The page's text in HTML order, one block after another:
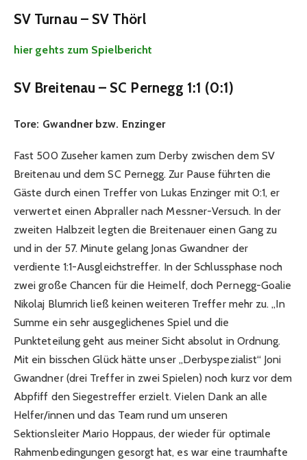
SV Turnau – SV Thörl
hier gehts zum Spielbericht
SV Breitenau – SC Pernegg 1:1 (0:1)
Tore: Gwandner bzw. Enzinger
Fast 500 Zuseher kamen zum Derby zwischen dem SV
Breitenau und dem SC Pernegg. Zur Pause führten die
Gäste durch einen Treffer von Lukas Enzinger mit 0:1, er
verwertet einen Abpraller nach Messner-Versuch. In der
zweiten Halbzeit legten die Breitenauer einen Gang zu
und in der 57. Minute gelang Jonas Gwandner der
verdiente 1:1-Ausgleichstreffer. In der Schlussphase noch
zwei große Chancen für die Heimelf, doch Pernegg-Goalie
Nikolaj Blumrich ließ keinen weiteren Treffer mehr zu. „In
Summe ein sehr ausgeglichenes Spiel und die
Punkteteilung geht aus meiner Sicht absolut in Ordnung.
Mit ein bisschen Glück hätte unser „Derbyspezialist“ Joni
Gwandner (drei Treffer in zwei Spielen) noch kurz vor dem
Abpfiff den Siegestreffer erzielt. Vielen Dank an alle
Helfer/innen und das Team rund um unseren
Sektionsleiter Mario Hoppaus, der wieder für optimale
Rahmenbedingungen gesorgt hat, es war eine traumhafte